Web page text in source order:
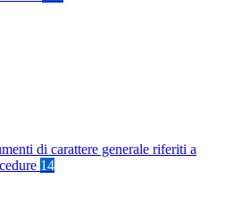
di carattere generale riferiti a
14